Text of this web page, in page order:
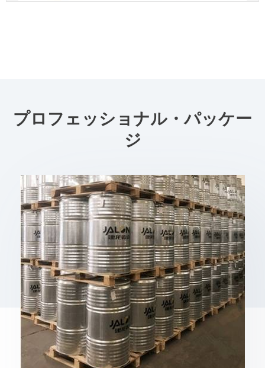
プロフェッショナル・パッケー
ジ